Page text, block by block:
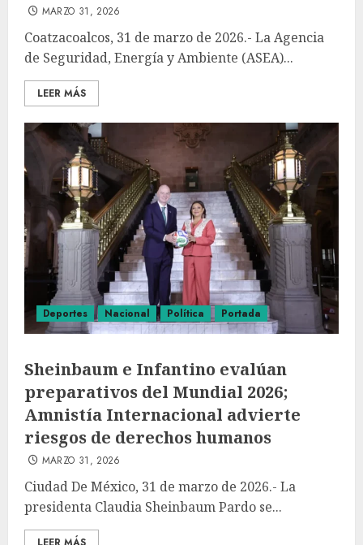
MARZO 31, 2026
Coatzacoalcos, 31 de marzo de 2026.- La Agencia
de Seguridad, Energía y Ambiente (ASEA)...
LEER MÁS
Deportes Nacional Política Portada
Sheinbaum e Infantino evalúan
preparativos del Mundial 2026;
Amnistía Internacional advierte
riesgos de derechos humanos
MARZO 31, 2026
Ciudad De México, 31 de marzo de 2026.- La
presidenta Claudia Sheinbaum Pardo se...